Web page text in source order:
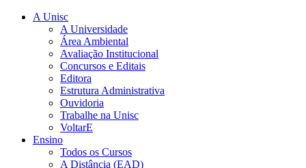
A Unisc
A Universidade
Área Ambiental
Avaliação Institucional
Concursos e Editais
Editora
Estrutura Administrativa
Ouvidoria
Trabalhe na Unisc
VoltarE
Ensino
Todos os Cursos
A Distância (EAD)